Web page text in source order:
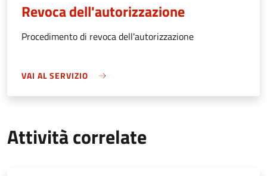
Revoca dell'autorizzazione
Procedimento di revoca dell'autorizzazione
VAI AL SERVIZIO
Attività correlate